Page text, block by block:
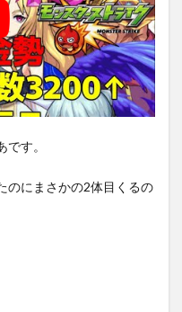
す。
のにまさかの2体目くるの